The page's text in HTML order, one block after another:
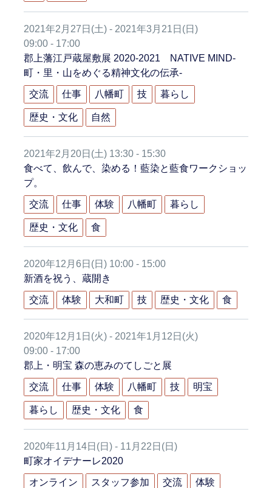
2021年2月27日(土) - 2021年3月21日(日)
09:00 - 17:00
郡上藩江戸蔵屋敷展 2020-2021 NATIVE MIND-
町・里・山をめぐる精神文化の伝承-
交流 仕事 八幡町 技 暮らし
歴史・文化 自然
2021年2月20日(土) 13:30 - 15:30
食べて、飲んで、染める！藍染と藍食ワークショッ
プ。
交流 仕事 体験 八幡町 暮らし
歴史・文化 食
2020年12月6日(日) 10:00 - 15:00
新酒を祝う、蔵開き
交流 体験 大和町 技 歴史・文化 食
2020年12月1日(火) - 2021年1月12日(火)
09:00 - 17:00
郡上・明宝 森の恵みのてしごと展
交流 仕事 体験 八幡町 技 明宝
暮らし 歴史・文化 食
2020年11月14日(日) - 11月22日(日)
町家オイデナーレ2020
オンライン スタッフ参加 交流 体験